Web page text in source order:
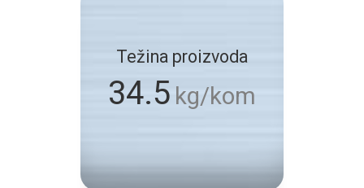
Težina proizvoda
34.5 kg/kom